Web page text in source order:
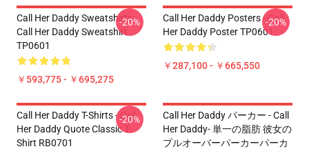
Call Her Daddy Sweatshirts -
Call Her Daddy Sweatshirt
TP0601
￥593,775 - ￥695,275
-20%
Call Her Daddy Posters - Call
Her Daddy Poster TP0601
￥287,100 - ￥665,550
-20%
Call Her Daddy T-Shirts - Call
Her Daddy Quote Classic T-
Shirt RB0701
-20%
Call Her Daddy パーカー - Call
Her Daddy- 単一の脂肪 彼女の
プルオーバーパーカーパーカ